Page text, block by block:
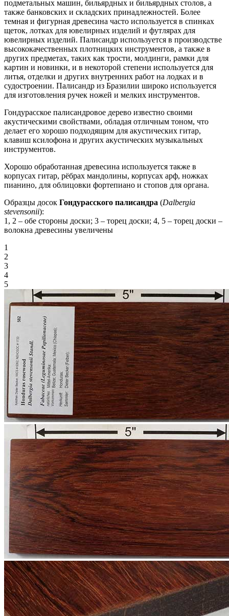
подметальных машин, бильярдных и бильярдных столов, а
также банковских и складских принадлежностей. Более
темная и фигурная древесина часто используется в спинках
щеток, лотках для ювелирных изделий и футлярах для
ювелирных изделий. Палисандр используется в производстве
высококачественных плотницких инструментов, а также в
других предметах, таких как трости, молдинги, рамки для
картин и новинки, и в некоторой степени используется для
литья, отделки и других внутренних работ на лодках и в
судостроении. Палисандр из Бразилии широко используется
для изготовления ручек ножей и мелких инструментов.
Гондурасское палисандровое дерево известно своими
акустическими свойствами, обладая отличным тоном, что
делает его хорошо подходящим для акустических гитар,
клавиш ксилофона и других акустических музыкальных
инструментов.
Хорошо обработанная древесина используется также в
корпусах гитар, рёбрах мандолины, корпусах арф, ножках
пианино, для облицовки фортепиано и стопов для органа.
Образцы досок Гондурасского палисандра (Dalbergia
stevensonii):
1, 2 – обе стороны доски; 3 – торец доски; 4, 5 – торец доски –
волокна древесины увеличены
1
2
3
4
5